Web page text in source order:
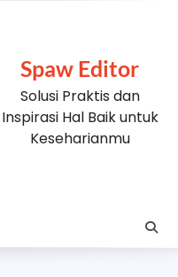
Spaw Editor
Solusi Praktis dan
Inspirasi Hal Baik untuk
Keseharianmu